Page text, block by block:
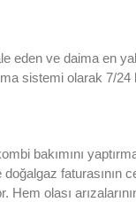
eden ve daima en
sistemi olarak 7/24
bakımını
faturasının
Hem olası